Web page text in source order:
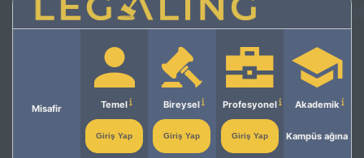
Misafir Temel
Giriş Yap
Bireysel
Giriş Yap
Profesyonel
Giriş Yap
Akademik
Kampüs ağına